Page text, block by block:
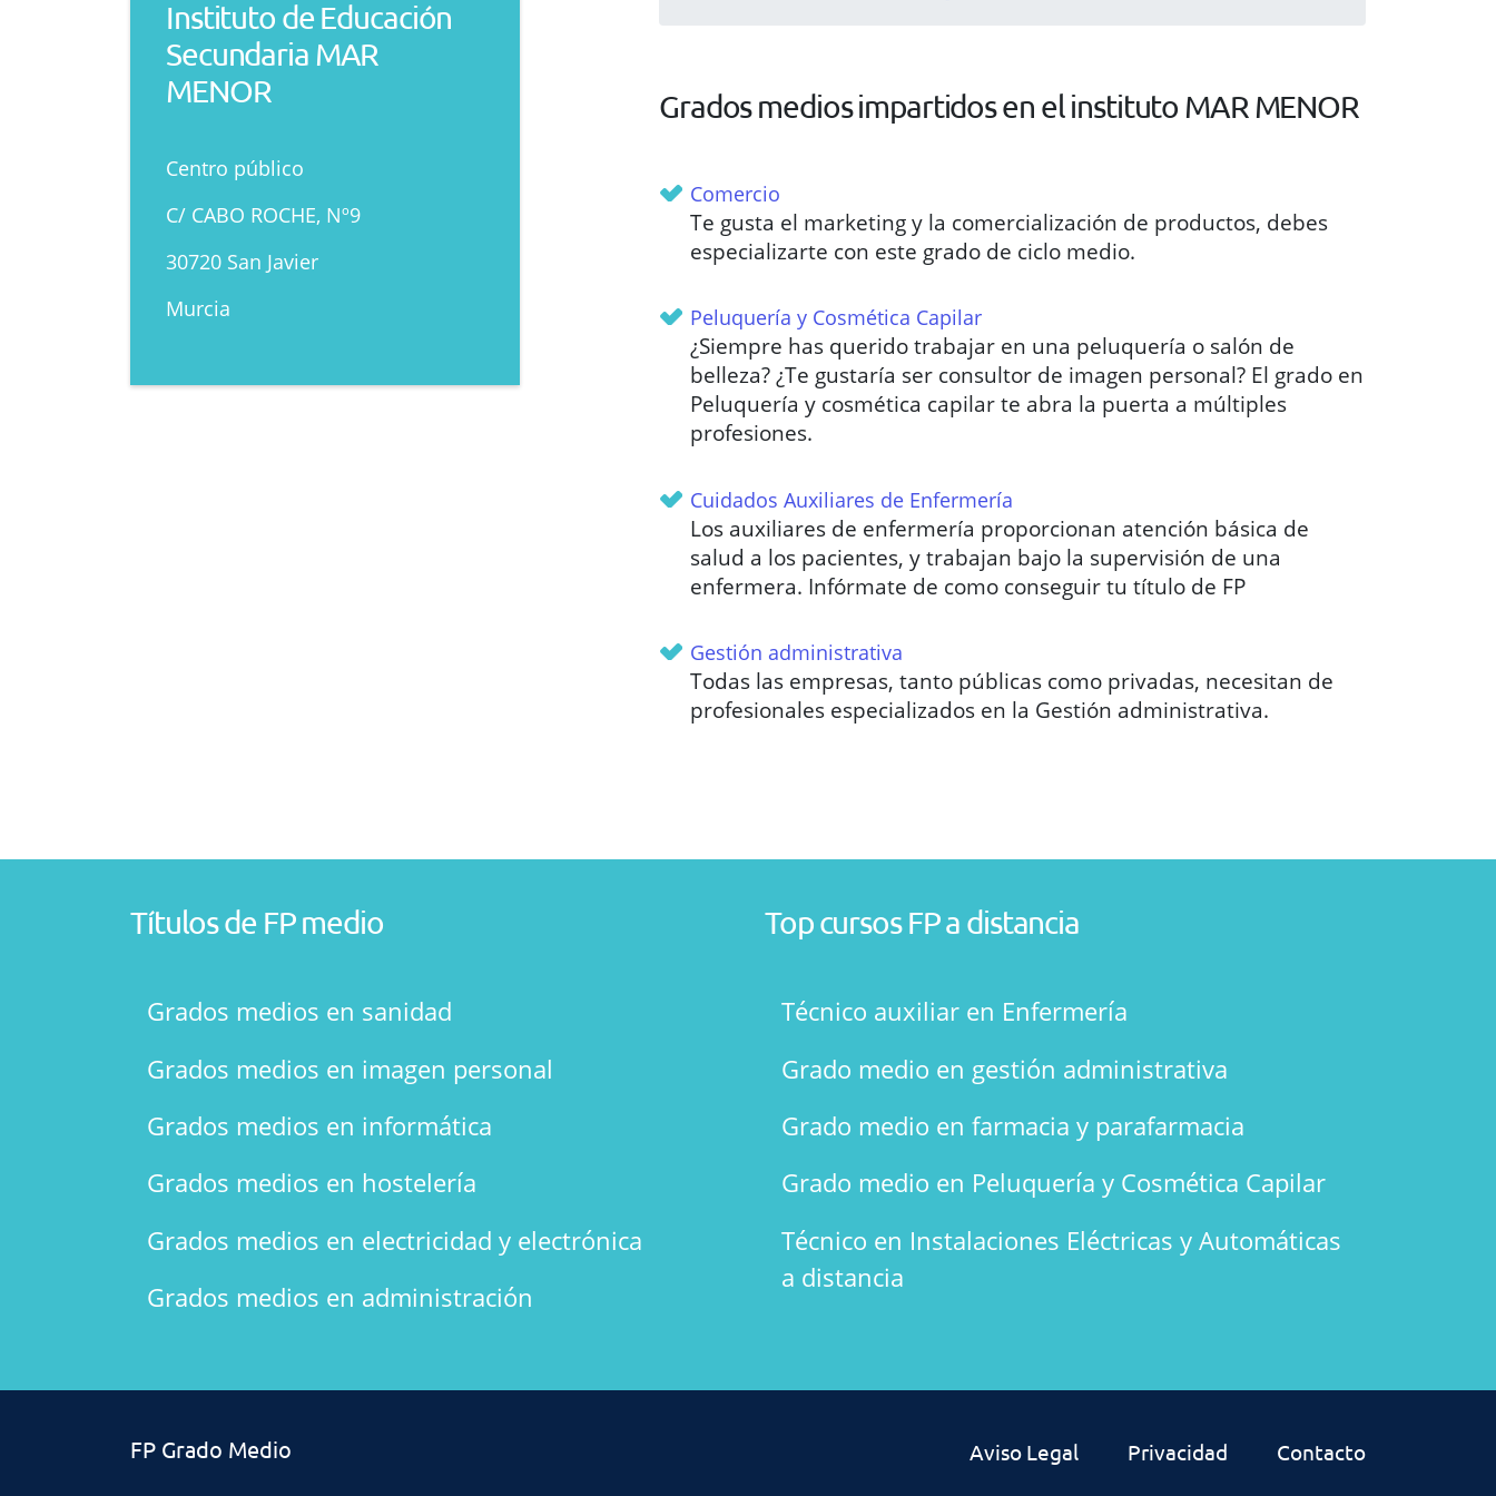
Instituto de Educación
Secundaria MAR
MENOR
Centro público
C/ CABO ROCHE, Nº9
30720 San Javier
Murcia
Grados medios impartidos en el instituto MAR MENOR
Comercio
Te gusta el marketing y la comercialización de productos, debes
especializarte con este grado de ciclo medio.
Peluquería y Cosmética Capilar
¿Siempre has querido trabajar en una peluquería o salón de
belleza? ¿Te gustaría ser consultor de imagen personal? El grado en
Peluquería y cosmética capilar te abra la puerta a múltiples
profesiones.
Cuidados Auxiliares de Enfermería
Los auxiliares de enfermería proporcionan atención básica de
salud a los pacientes, y trabajan bajo la supervisión de una
enfermera. Infórmate de como conseguir tu título de FP
Gestión administrativa
Todas las empresas, tanto públicas como privadas, necesitan de
profesionales especializados en la Gestión administrativa.
Títulos de FP medio
Grados medios en sanidad
Grados medios en imagen personal
Grados medios en informática
Grados medios en hostelería
Grados medios en electricidad y electrónica
Grados medios en administración
Top cursos FP a distancia
Técnico auxiliar en Enfermería
Grado medio en gestión administrativa
Grado medio en farmacia y parafarmacia
Grado medio en Peluquería y Cosmética Capilar
Técnico en Instalaciones Eléctricas y Automáticas
a distancia
FP Grado Medio Aviso Legal Privacidad Contacto